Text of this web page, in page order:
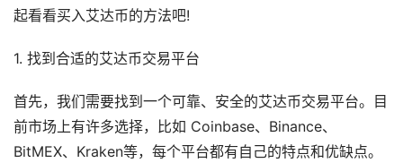
起看看买入艾达币的方法吧!
1. 找到合适的艾达币交易平台
首先，我们需要找到一个可靠、安全的艾达币交易平台。目
前市场上有许多选择，比如 Coinbase、Binance、
BitMEX、Kraken等，每个平台都有自己的特点和优缺点。